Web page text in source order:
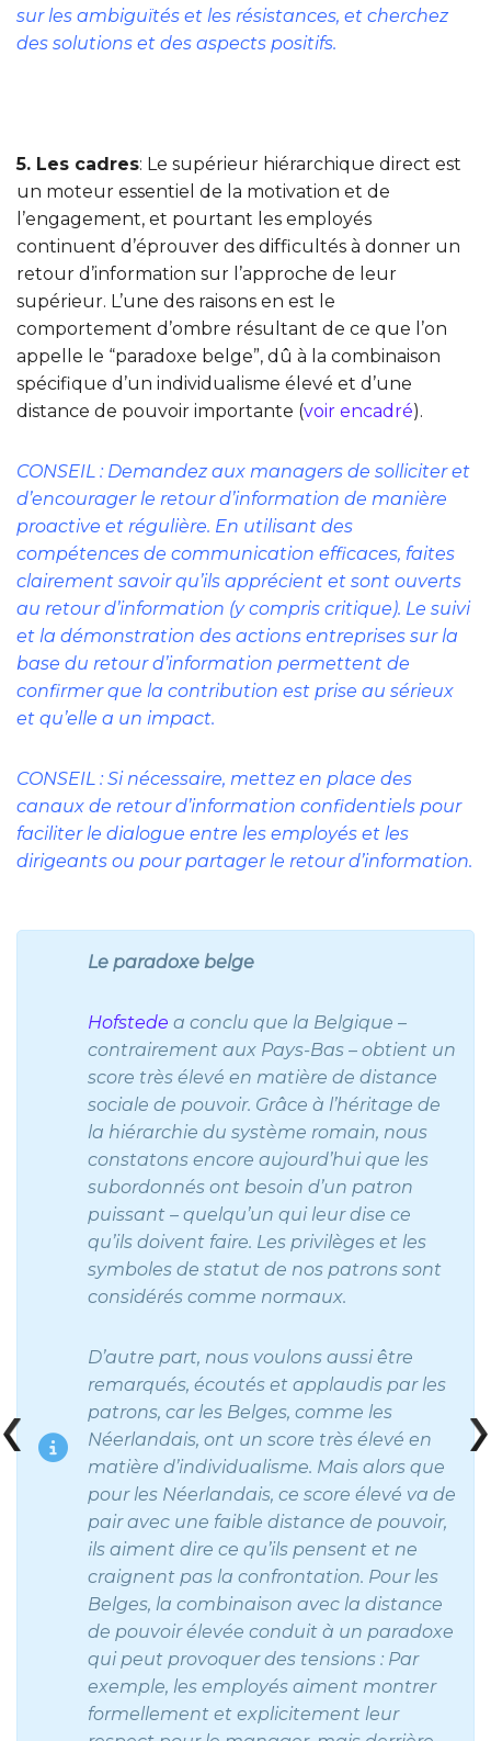
sur les ambiguïtés et les résistances, et cherchez
des solutions et des aspects positifs.
5. Les cadres: Le supérieur hiérarchique direct est
un moteur essentiel de la motivation et de
l’engagement, et pourtant les employés
continuent d’éprouver des difficultés à donner un
retour d’information sur l’approche de leur
supérieur. L’une des raisons en est le
comportement d’ombre résultant de ce que l’on
appelle le “paradoxe belge”, dû à la combinaison
spécifique d’un individualisme élevé et d’une
distance de pouvoir importante (voir encadré).
CONSEIL : Demandez aux managers de solliciter et
d’encourager le retour d’information de manière
proactive et régulière. En utilisant des
compétences de communication efficaces, faites
clairement savoir qu’ils apprécient et sont ouverts
au retour d’information (y compris critique). Le suivi
et la démonstration des actions entreprises sur la
base du retour d’information permettent de
confirmer que la contribution est prise au sérieux
et qu’elle a un impact.
CONSEIL : Si nécessaire, mettez en place des
canaux de retour d’information confidentiels pour
faciliter le dialogue entre les employés et les
dirigeants ou pour partager le retour d’information.
Le paradoxe belge
Hofstede a conclu que la Belgique –
contrairement aux Pays-Bas – obtient un
score très élevé en matière de distance
sociale de pouvoir. Grâce à l’héritage de
la hiérarchie du système romain, nous
constatons encore aujourd’hui que les
subordonnés ont besoin d’un patron
puissant – quelqu’un qui leur dise ce
qu’ils doivent faire. Les privilèges et les
symboles de statut de nos patrons sont
considérés comme normaux.
D’autre part, nous voulons aussi être
remarqués, écoutés et applaudis par les
patrons, car les Belges, comme les
Néerlandais, ont un score très élevé en
matière d’individualisme. Mais alors que
pour les Néerlandais, ce score élevé va de
pair avec une faible distance de pouvoir,
ils aiment dire ce qu’ils pensent et ne
craignent pas la confrontation. Pour les
Belges, la combinaison avec la distance
de pouvoir élevée conduit à un paradoxe
qui peut provoquer des tensions : Par
exemple, les employés aiment montrer
formellement et explicitement leur